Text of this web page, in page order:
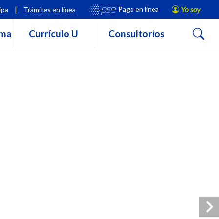
| Trámites en línea Pago en línea Yo soy
Currículo U Consultorios Buscar